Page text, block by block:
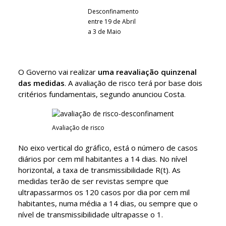
Desconfinamento
entre 19 de Abril
a 3 de Maio
O Governo vai realizar uma reavaliação quinzenal
das medidas. A avaliação de risco terá por base dois
critérios fundamentais, segundo anunciou Costa.
Avaliação de risco
No eixo vertical do gráfico, está o número de casos
diários por cem mil habitantes a 14 dias. No nível
horizontal, a taxa de transmissibilidade R(t). As
medidas terão de ser revistas sempre que
ultrapassarmos os 120 casos por dia por cem mil
habitantes, numa média a 14 dias, ou sempre que o
nível de transmissibilidade ultrapasse o 1.